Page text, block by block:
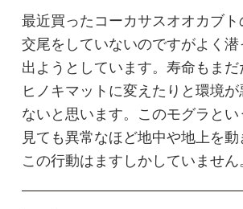
ふく
投稿日
2026年06月10日
最終更新日
2026年06月10日
閲覧数 272 Views
コメントする